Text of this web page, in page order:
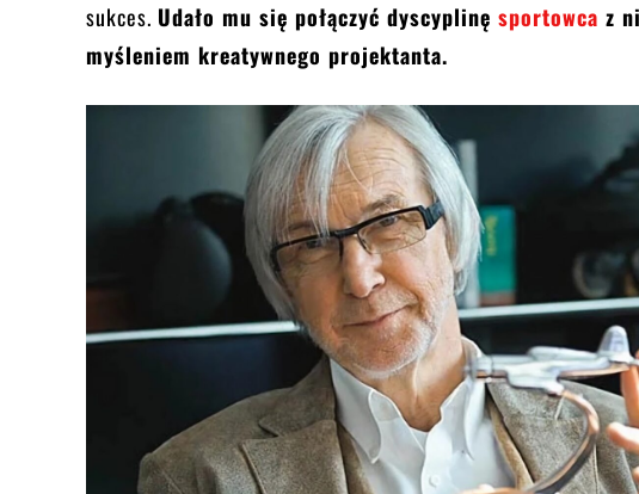
sukces. Udało mu się połączyć dyscyplinęsportowca z
myśleniem kreatywnego projektanta.